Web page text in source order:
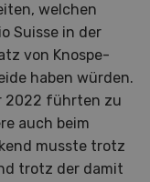
welchen
Suisse in der
von Knospe-
haben würden.
2022 führten zu
auch beim
musste trotz
trotz der damit